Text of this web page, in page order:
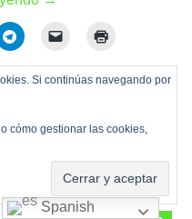
,vSphere
Spanish
Si continúas navegando por
cómo gestionar las cookies,